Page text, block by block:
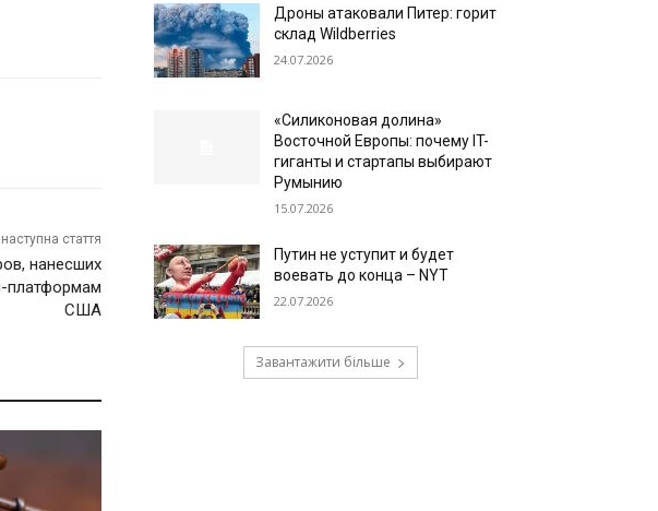
наступна стаття
нанесших
платформам
США
Дроны атаковали Питер: горит
склад Wildberries
24.07.2026
«Силиконовая долина»
Восточной Европы: почему IT-
гиганты и стартапы выбирают
Румынию
15.07.2026
Путин не уступит и будет
воевать до конца – NYT
22.07.2026
Завантажити більше